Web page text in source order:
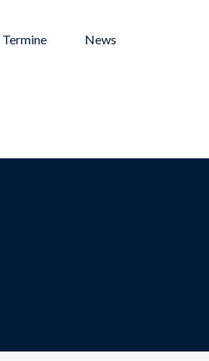
Termine News